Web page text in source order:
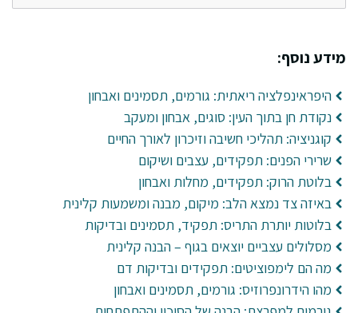
מידע נוסף:
היפראינפלציה ריאתית: גורמים, תסמינים ואבחון
נקודת חן בתוך העין: סוגים, אבחון ומעקב
קוגניציה: תהליכי חשיבה וזיכרון לאורך החיים
שרירי הפנים: תפקידים, עצבים ושיקום
בלוטת הרוק: תפקידים, מחלות ואבחון
באיזה צד נמצא הלב: מיקום, מבנה ומשמעות קלינית
בלוטות יותרת התריס: תפקיד, תסמינים ובדיקות
מסלולים עצביים יוצאים בגוף – הבנה קלינית
מה הם לימפוציטים: תפקידים ובדיקות דם
מהו הידרונפרוזיס: גורמים, תסמינים ואבחון